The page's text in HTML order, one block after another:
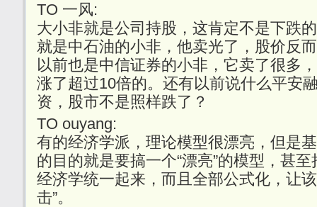
TO 一风:
大小非就是公司持股，这肯定不是下跌
就是中石油的小非，他卖光了，股价反
以前也是中信证券的小非，它卖了很多
涨了超过10倍的。还有以前说什么平安
资，股市不是照样跌了？
TO ouyang:
有的经济学派，理论模型很漂亮，但是
的目的就是要搞一个“漂亮”的模型，甚
经济学统一起来，而且全部公式化，让
击”。